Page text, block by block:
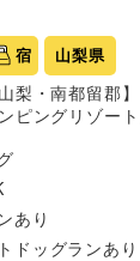
宿 山梨県
山梨・南都留郡
ピングリゾート
あり
ドッグランあり